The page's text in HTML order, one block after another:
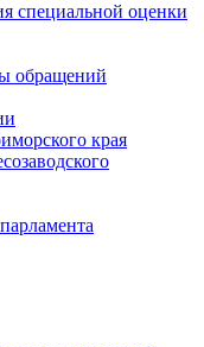
специальной оценки
обращений
края